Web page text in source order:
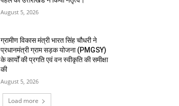
August 5, 2026
ग्रामीण विकास मंत्री भारत सिंह चौधरी ने
प्रधानमंत्री ग्राम सड़क योजना (PMGSY)
के कार्यों की प्रगति एवं वन स्वीकृति की समीक्षा
की
August 5, 2026
Load more